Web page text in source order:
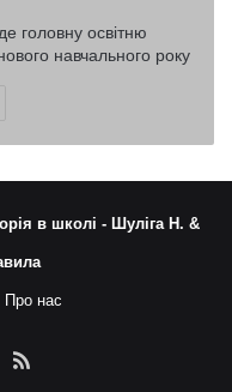
головну освітню
навчального року
в школі - Шуліга Н. &
Про нас
RSS